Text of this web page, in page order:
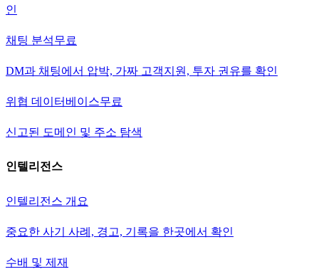
인
채팅 분석무료
DM과 채팅에서 압박, 가짜 고객지원, 투자 권유를 확인
위협 데이터베이스무료
신고된 도메인 및 주소 탐색
인텔리전스
인텔리전스 개요
중요한 사기 사례, 경고, 기록을 한곳에서 확인
수배 및 제재